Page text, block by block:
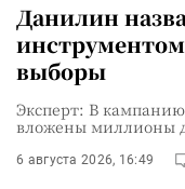
Данилин
выборы
Эксперт: В кампанию
вложены миллионы
6 августа 2026, 16:49